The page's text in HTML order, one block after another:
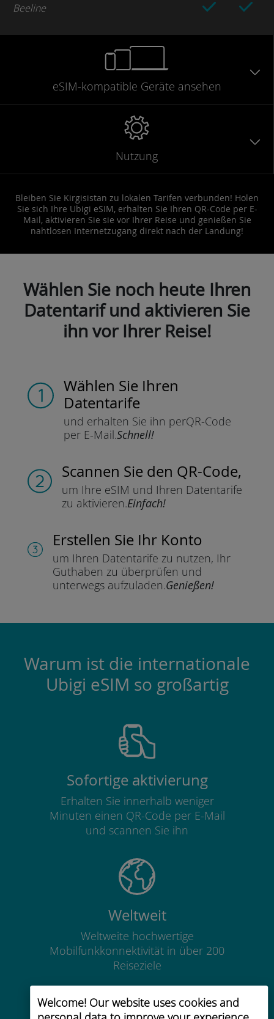
Welcome! Our website uses cookies and
Beeline
eSIM-kompatible Geräte ansehen
Nutzung
Bleiben Sie Kirgisistan zu lokalen Tarifen verbunden! Holen
Sie sich Ihre Ubigi eSIM, erhalten Sie Ihren QR-Code per E-
Mail, aktivieren Sie sie vor Ihrer Reise und genießen Sie
nahtlosen Internetzugang direkt nach der Landung!
Wählen Sie noch heute Ihren
Datentarif und aktivieren Sie
ihn vor Ihrer Reise!
Wählen Sie Ihren
Datentarife
und erhalten Sie ihn perQR-Code
per E-Mail.Schnell!
Scannen Sie den QR-Code,
um Ihre eSIM und Ihren Datentarife
zu aktivieren.Einfach!
Erstellen Sie Ihr Konto
um Ihren Datentarife zu nutzen, Ihr
Guthaben zu überprüfen und
unterwegs aufzuladen.Genießen!
Warum ist die internationale
Ubigi eSIM so großartig
Sofortige aktivierung
Erhalten Sie innerhalb weniger
Minuten einen QR-Code per E-Mail
und scannen Sie ihn
Weltweit
Weltweite hochwertige
Mobilfunkkonnektivität in über 200
Reiseziele